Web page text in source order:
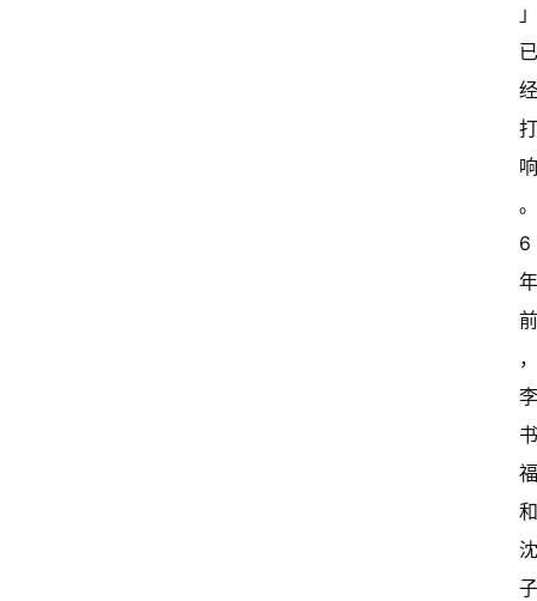
6